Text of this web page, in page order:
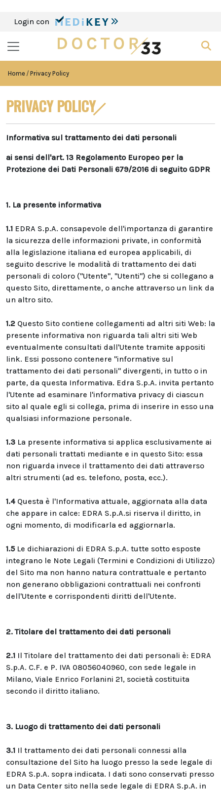
Login con
Home Privacy Policy
PRIVACY POLICY
Informativa sul trattamento dei dati personali
ai sensi dell'art. 13 Regolamento Europeo per la
Protezione dei Dati Personali 679/2016 di seguito GDPR
1. La presente informativa
1.1 EDRA S.p.A. consapevole dell'importanza di garantire
la sicurezza delle informazioni private, in conformità
alla legislazione italiana ed europea applicabili, di
seguito descrive le modalità di trattamento dei dati
personali di coloro ("Utente", "Utenti") che si collegano a
questo Sito, direttamente, o anche attraverso un link da
un altro sito.
1.2 Questo Sito contiene collegamenti ad altri siti Web: la
presente informativa non riguarda tali altri siti Web
eventualmente consultati dall'Utente tramite appositi
link. Essi possono contenere "informative sul
trattamento dei dati personali" divergenti, in tutto o in
parte, da questa Informativa. Edra S.p.A. invita pertanto
l'Utente ad esaminare l'informativa privacy di ciascun
sito al quale egli si collega, prima di inserire in esso una
qualsiasi informazione personale.
1.3 La presente informativa si applica esclusivamente ai
dati personali trattati mediante e in questo Sito: essa
non riguarda invece il trattamento dei dati attraverso
altri strumenti (ad es. telefono, posta, ecc.).
1.4 Questa è l'Informativa attuale, aggiornata alla data
che appare in calce: EDRA S.p.A.si riserva il diritto, in
ogni momento, di modificarla ed aggiornarla.
1.5 Le dichiarazioni di EDRA S.p.A. tutte sotto esposte
integrano le Note Legali (Termini e Condizioni di Utilizzo)
del Sito ma non hanno natura contrattuale e pertanto
non generano obbligazioni contrattuali nei confronti
dell'Utente e corrispondenti diritti dell'Utente.
2. Titolare del trattamento dei dati personali
2.1 Il Titolare del trattamento dei dati personali è: EDRA
S.p.A. C.F. e P. IVA 08056040960, con sede legale in
Milano, Viale Enrico Forlanini 21, società costituita
secondo il diritto italiano.
3. Luogo di trattamento dei dati personali
3.1 Il trattamento dei dati personali connessi alla
consultazione del Sito ha luogo presso la sede legale di
EDRA S.p.A. sopra indicata. I dati sono conservati presso
un Data Center sito nella sede legale di EDRA S.p.A. in